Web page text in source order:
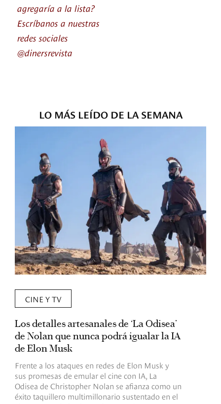
agregaría a la lista?
Escríbanos a nuestras
redes sociales
@dinersrevista
LO MÁS LEÍDO DE LA SEMANA
CINE Y TV
Los detalles artesanales de ‘La Odisea’
de Nolan que nunca podrá igualar la IA
de Elon Musk
Frente a los ataques en redes de Elon Musk y
sus promesas de emular el cine con IA, La
Odisea de Christopher Nolan se afianza como un
éxito taquillero multimillonario sustentado en el